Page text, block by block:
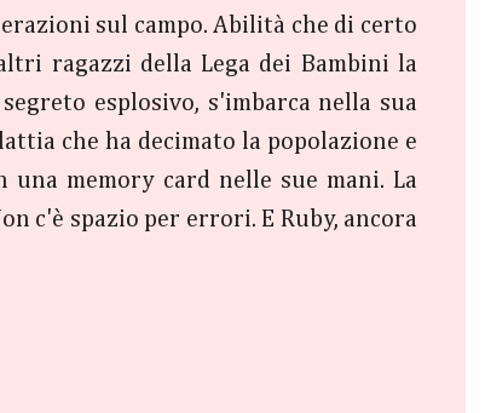
sul campo. Abilità che di certo
ragazzi della Lega dei Bambini la
esplosivo, s'imbarca nella sua
che ha decimato la popolazione e
memory card nelle sue mani. La
c'è spazio per errori. E Ruby, ancora